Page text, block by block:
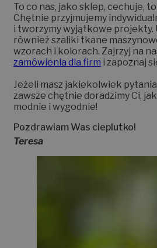
To co nas, jako sklep, cechuje,
Chętnie przyjmujemy
i tworzymy wyjątkowe projekty.
również szaliki tkane
wzorach i kolorach. Zajrzyj na
zamówienia dla firm i zapoznaj
Jeżeli masz jakiekolwiek pytania
zawsze chętnie doradzimy Ci,
modnie i wygodnie!
Pozdrawiam Was cieplutko!
Teresa